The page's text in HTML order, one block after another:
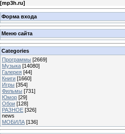
[mp3h.ru]
Форма входа
Меню сайта
Categories
Программы [2669]
Музыка [14080]
Галерея [44]
Книги [1660]
Игры [354]
Фильмы [731]
Юмор [29]
Обои [128]
РАЗНОЕ [326]
news
МОБИЛА [136]